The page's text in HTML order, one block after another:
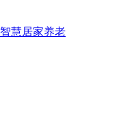
智慧居家养老